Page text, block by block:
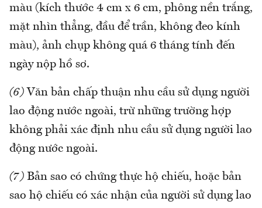
màu (kích thước 4 cm x 6 cm, phông nền trắng,
mặt nhìn thẳng, đầu để trần, không đeo kính
màu), ảnh chụp không quá 6 tháng tính đến
ngày nộp hồ sơ.
(6) Văn bản chấp thuận nhu cầu sử dụng người
lao động nước ngoài, trừ những trường hợp
không phải xác định nhu cầu sử dụng người lao
động nước ngoài.
(7) Bản sao có chứng thực hộ chiếu, hoặc bản
sao hộ chiếu có xác nhận của người sử dụng lao